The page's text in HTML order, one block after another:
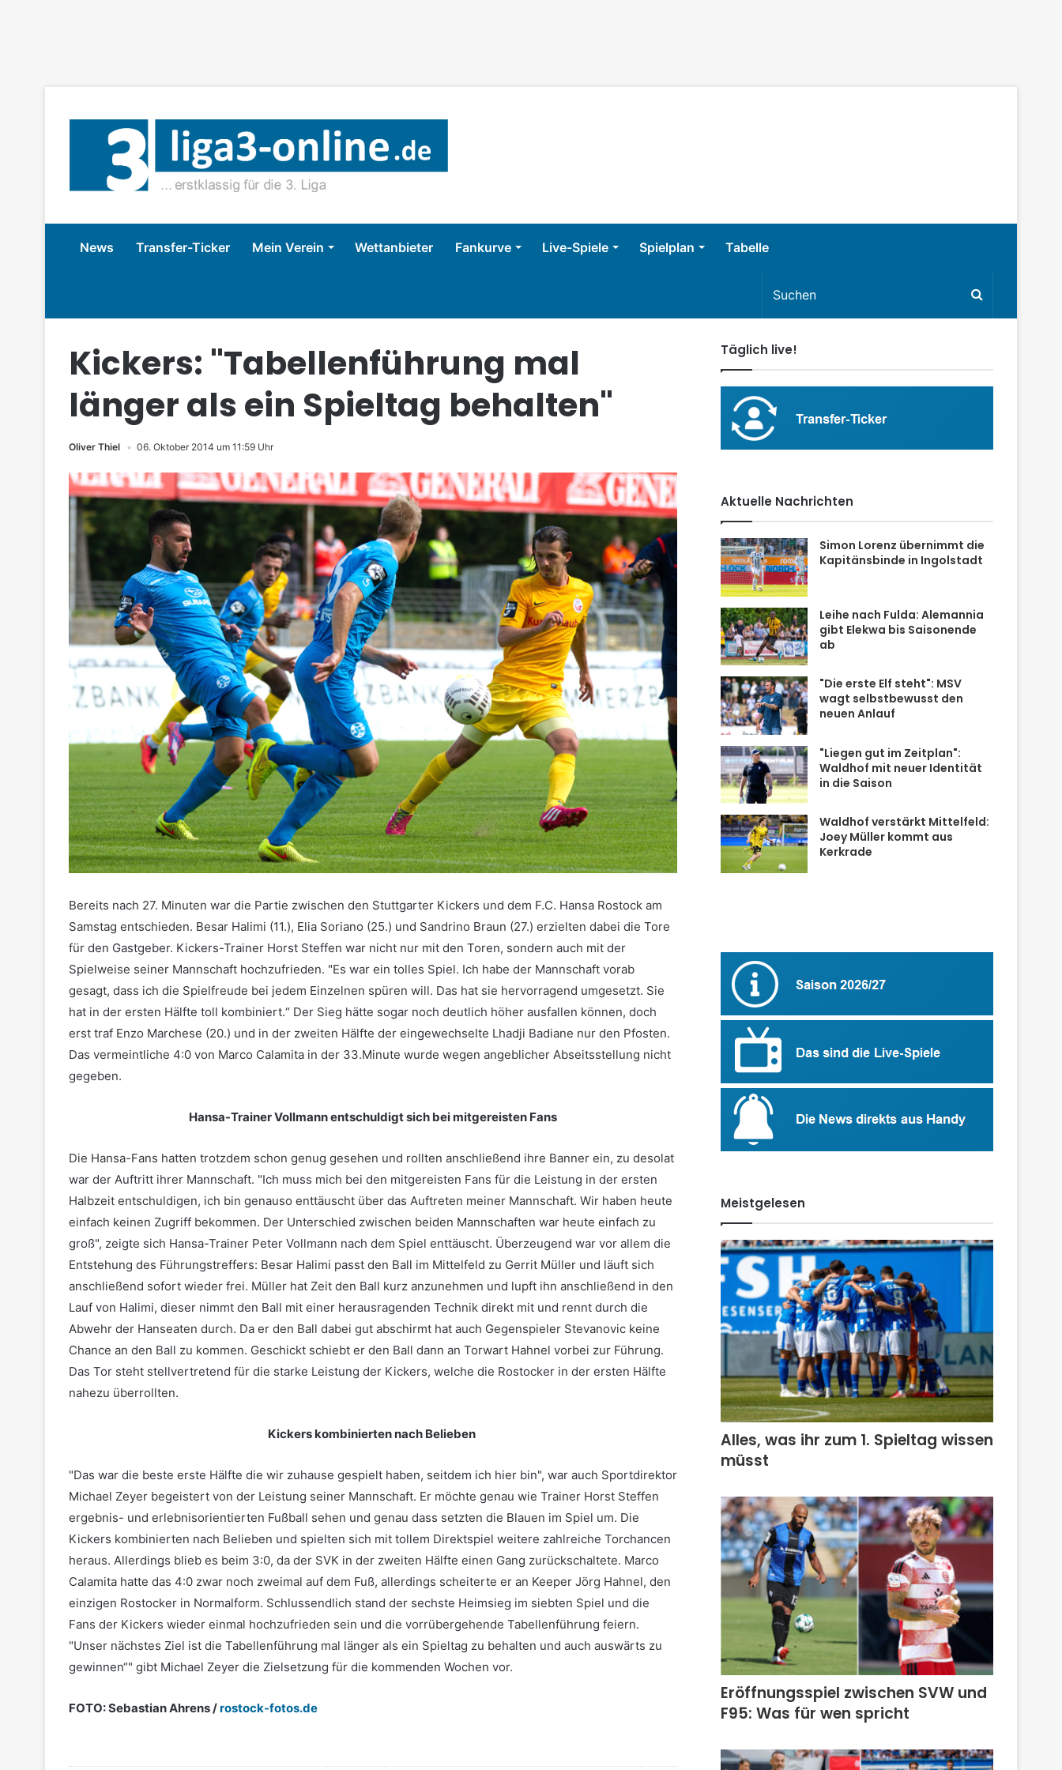
News Transfer-Ticker Mein Verein Wettanbieter Fankurve Live-Spiele Spielplan Tabelle
Kickers: "Tabellenführung mal
länger als ein Spieltag behalten"
Oliver Thiel 06. Oktober 2014 um 11:59 Uhr
Bereits nach 27. Minuten war die Partie zwischen den Stuttgarter Kickers und dem F.C. Hansa Rostock am
Samstag entschieden. Besar Halimi (11.), Elia Soriano (25.) und Sandrino Braun (27.) erzielten dabei die Tore
für den Gastgeber. Kickers-Trainer Horst Steffen war nicht nur mit den Toren, sondern auch mit der
Spielweise seiner Mannschaft hochzufrieden. "Es war ein tolles Spiel. Ich habe der Mannschaft vorab
gesagt, dass ich die Spielfreude bei jedem Einzelnen spüren will. Das hat sie hervorragend umgesetzt. Sie
hat in der ersten Hälfte toll kombiniert.“ Der Sieg hätte sogar noch deutlich höher ausfallen können, doch
erst traf Enzo Marchese (20.) und in der zweiten Hälfte der eingewechselte Lhadji Badiane nur den Pfosten.
Das vermeintliche 4:0 von Marco Calamita in der 33.Minute wurde wegen angeblicher Abseitsstellung nicht
gegeben.
Hansa-Trainer Vollmann entschuldigt sich bei mitgereisten Fans
Die Hansa-Fans hatten trotzdem schon genug gesehen und rollten anschließend ihre Banner ein, zu desolat
war der Auftritt ihrer Mannschaft. "Ich muss mich bei den mitgereisten Fans für die Leistung in der ersten
Halbzeit entschuldigen, ich bin genauso enttäuscht über das Auftreten meiner Mannschaft. Wir haben heute
einfach keinen Zugriff bekommen. Der Unterschied zwischen beiden Mannschaften war heute einfach zu
groß", zeigte sich Hansa-Trainer Peter Vollmann nach dem Spiel enttäuscht. Überzeugend war vor allem die
Entstehung des Führungstreffers: Besar Halimi passt den Ball im Mittelfeld zu Gerrit Müller und läuft sich
anschließend sofort wieder frei. Müller hat Zeit den Ball kurz anzunehmen und lupft ihn anschließend in den
Lauf von Halimi, dieser nimmt den Ball mit einer herausragenden Technik direkt mit und rennt durch die
Abwehr der Hanseaten durch. Da er den Ball dabei gut abschirmt hat auch Gegenspieler Stevanovic keine
Chance an den Ball zu kommen. Geschickt schiebt er den Ball dann an Torwart Hahnel vorbei zur Führung.
Das Tor steht stellvertretend für die starke Leistung der Kickers, welche die Rostocker in der ersten Hälfte
nahezu überrollten.
Kickers kombinierten nach Belieben
"Das war die beste erste Hälfte die wir zuhause gespielt haben, seitdem ich hier bin", war auch Sportdirektor
Michael Zeyer begeistert von der Leistung seiner Mannschaft. Er möchte genau wie Trainer Horst Steffen
ergebnis- und erlebnisorientierten Fußball sehen und genau dass setzten die Blauen im Spiel um. Die
Kickers kombinierten nach Belieben und spielten sich mit tollem Direktspiel weitere zahlreiche Torchancen
heraus. Allerdings blieb es beim 3:0, da der SVK in der zweiten Hälfte einen Gang zurückschaltete. Marco
Calamita hatte das 4:0 zwar noch zweimal auf dem Fuß, allerdings scheiterte er an Keeper Jörg Hahnel, den
einzigen Rostocker in Normalform. Schlussendlich stand der sechste Heimsieg im siebten Spiel und die
Fans der Kickers wieder einmal hochzufrieden sein und die vorrübergehende Tabellenführung feiern.
"Unser nächstes Ziel ist die Tabellenführung mal länger als ein Spieltag zu behalten und auch auswärts zu
gewinnen“" gibt Michael Zeyer die Zielsetzung für die kommenden Wochen vor.
FOTO:Sebastian Ahrens /rostock-fotos.de
Täglich live!
Aktuelle Nachrichten
Simon Lorenz übernimmt die
Kapitänsbinde in Ingolstadt
Leihe nach Fulda: Alemannia
gibt Elekwa bis Saisonende
ab
"Die erste Elf steht": MSV
wagt selbstbewusst den
neuen Anlauf
"Liegen gut im Zeitplan":
Waldhof mit neuer Identität
in die Saison
Waldhof verstärkt Mittelfeld:
Joey Müller kommt aus
Kerkrade
Meistgelesen
Alles, was ihr zum 1. Spieltag wissen
müsst
Eröffnungsspiel zwischen SVW und
F95: Was für wen spricht